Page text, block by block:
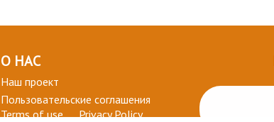
О НАС
Наш проект
Пользовательские соглашения
Terms of use
Privacy Policy